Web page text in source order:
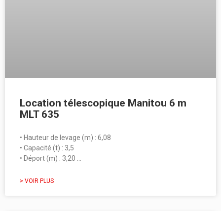
Location télescopique Manitou 6 m
MLT 635
• Hauteur de levage (m) : 6,08
• Capacité (t) : 3,5
• Déport (m) : 3,20 …
> VOIR PLUS